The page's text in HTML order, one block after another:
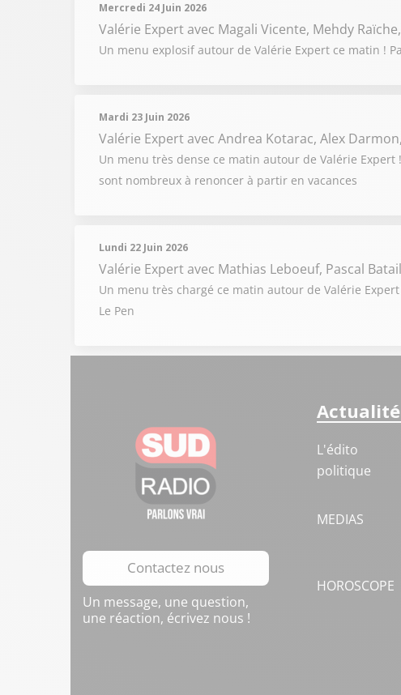
Mercredi 24 Juin 2026
Valérie Expertavec Magali Vicente, Mehdy
Un menu explosif autour de Valérie Expert ce matin !
Mardi 23 Juin 2026
Valérie Expertavec Andrea Kotarac, Alex
Un menu très dense ce matin autour de Valérie
sont nombreux à renoncer à partir en vacances
Lundi 22 Juin 2026
Valérie Expertavec Mathias Leboeuf, Pascal
Un menu très chargé ce matin autour de Valérie
Le Pen
Contactez nous
Un message, une question,
une réaction, écrivez nous !
L'édito
politique
MEDIAS
HOROSCOPE